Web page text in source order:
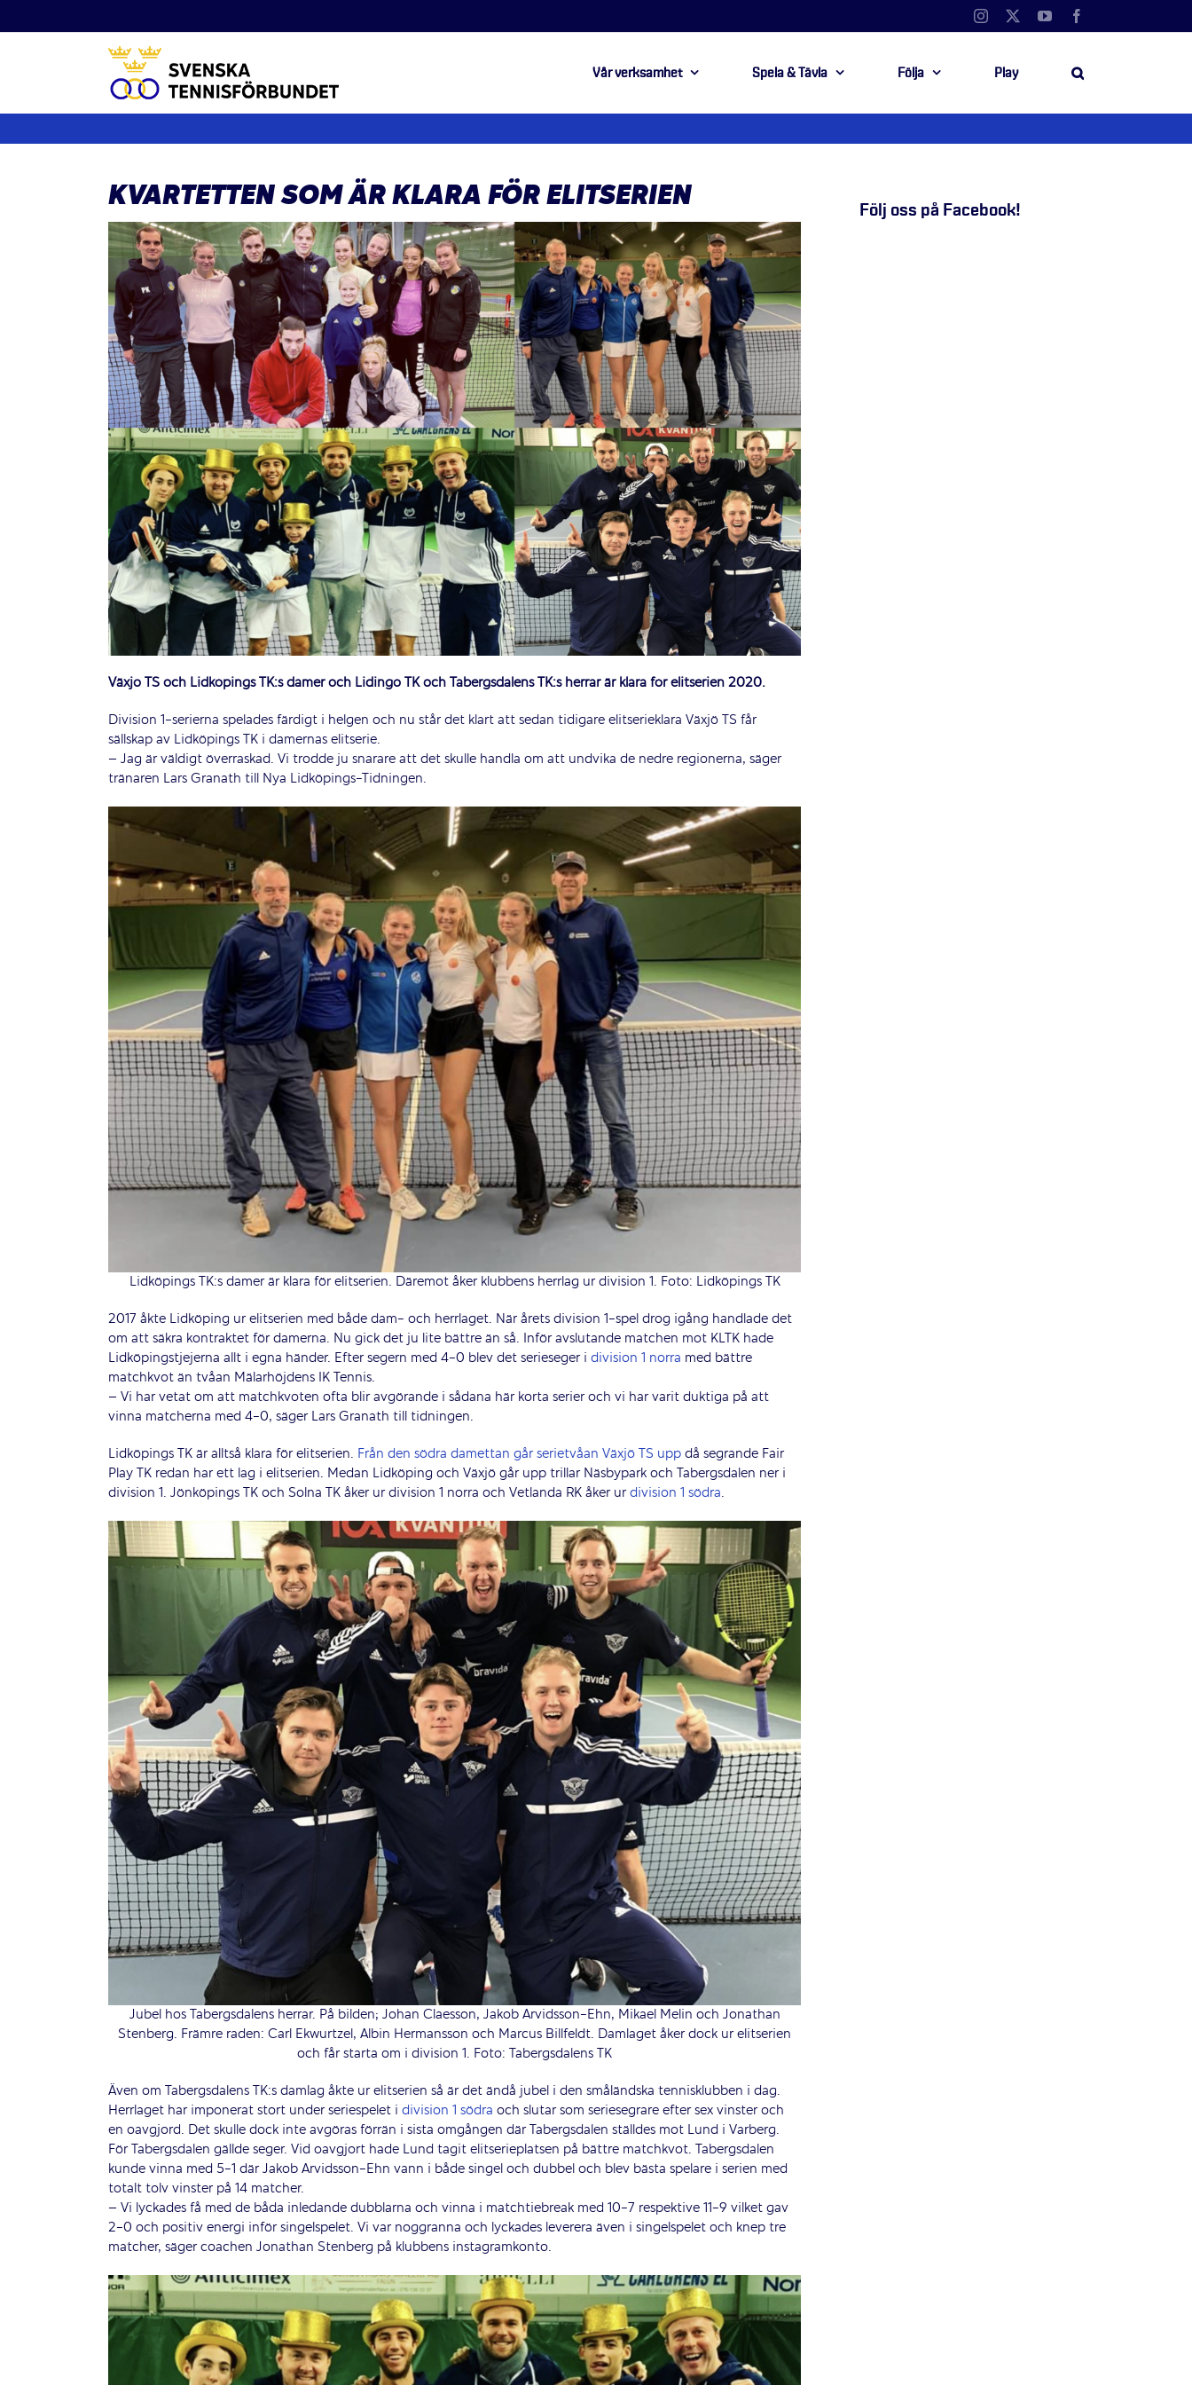
till
Instagram YouTube
Vår verksamhet Spela & Tävla Följa Play
KVARTETTEN SOM ÄR KLARA FÖR ELITSERIEN
Växjö TS och Lidköpings TK:s damer och Lidingö TK och Tabergsdalens TK:s herrar är klara för elitserien 2020.
Division 1-serierna spelades färdigt i helgen och nu står det klart att sedan tidigare elitserieklara Växjö TS får
sällskap av Lidköpings TK i damernas elitserie.
– Jag är väldigt överraskad. Vi trodde ju snarare att det skulle handla om att undvika de nedre regionerna, säger
tränaren Lars Granath till Nya Lidköpings-Tidningen.
Lidköpings TK:s damer är klara för elitserien. Däremot åker klubbens herrlag ur division 1. Foto: Lidköpings TK
2017 åkte Lidköping ur elitserien med både dam- och herrlaget. När årets division 1-spel drog igång handlade det
om att säkra kontraktet för damerna. Nu gick det ju lite bättre än så. Inför avslutande matchen mot KLTK hade
Lidköpingstjejerna allt i egna händer. Efter segern med 4-0 blev det serieseger i division 1 norra med bättre
matchkvot än tvåan Mälarhöjdens IK Tennis.
– Vi har vetat om att matchkvoten ofta blir avgörande i sådana här korta serier och vi har varit duktiga på att
vinna matcherna med 4-0, säger Lars Granath till tidningen.
Lidköpings TK är alltså klara för elitserien. Från den södra damettan går serietvåan Växjö TS uppdå segrande Fair
Play TK redan har ett lag i elitserien. Medan Lidköping och Växjö går upp trillar Näsbypark och Tabergsdalen ner i
division 1. Jönköpings TK och Solna TK åker ur division 1 norra och Vetlanda RK åker urdivision 1 södra.
Jubel hos Tabergsdalens herrar. På bilden; Johan Claesson, Jakob Arvidsson-Ehn, Mikael Melin och Jonathan
Stenberg. Främre raden: Carl Ekwurtzel, Albin Hermansson och Marcus Billfeldt. Damlaget åker dock ur elitserien
och får starta om i division 1. Foto: Tabergsdalens TK
Även om Tabergsdalens TK:s damlag åkte ur elitserien så är det ändå jubel i den småländska tennisklubben i dag.
Herrlaget har imponerat stort under seriespelet i division 1 södra och slutar som seriesegrare efter sex vinster och
en oavgjord. Det skulle dock inte avgöras förrän i sista omgången där Tabergsdalen ställdes mot Lund i Varberg.
För Tabergsdalen gällde seger. Vid oavgjort hade Lund tagit elitserieplatsen på bättre matchkvot. Tabergsdalen
kunde vinna med 5-1 där Jakob Arvidsson-Ehn vann i både singel och dubbel och blev bästa spelare i serien med
totalt tolv vinster på 14 matcher.
– Vi lyckades få med de båda inledande dubblarna och vinna i matchtiebreak med 10-7 respektive 11-9 vilket gav
2-0 och positiv energi inför singelspelet. Vi var noggranna och lyckades leverera även i singelspelet och knep tre
matcher, säger coachen Jonathan Stenberg på klubbens instagramkonto.
Följ oss på Facebook!